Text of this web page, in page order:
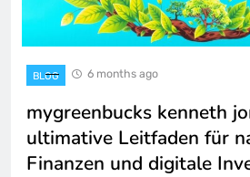
BLOG 6 months ago
mygreenbucks kenneth
ultimative Leitfaden für
Finanzen und digitale